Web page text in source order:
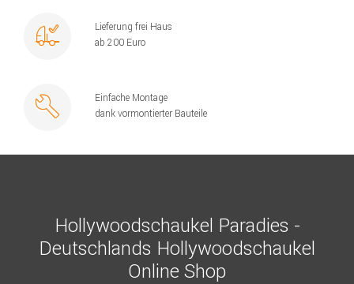
Lieferung frei Haus
ab 200 Euro
Einfache Montage
dank vormontierter Bauteile
Hollywoodschaukel Paradies -
Deutschlands Hollywoodschaukel
Online Shop